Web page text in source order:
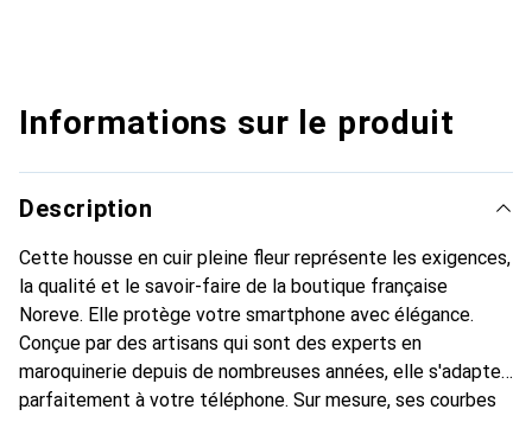
Informations sur le produit
Description
Cette housse en cuir pleine fleur représente les exigences,
la qualité et le savoir-faire de la boutique française
Noreve. Elle protège votre smartphone avec élégance.
Conçue par des artisans qui sont des experts en
maroquinerie depuis de nombreuses années, elle s'adapte
parfaitement à votre téléphone. Sur mesure, ses courbes